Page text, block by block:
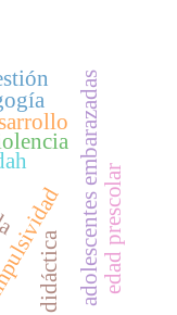
adolescentes embarazadasedad prescolar
didáctica